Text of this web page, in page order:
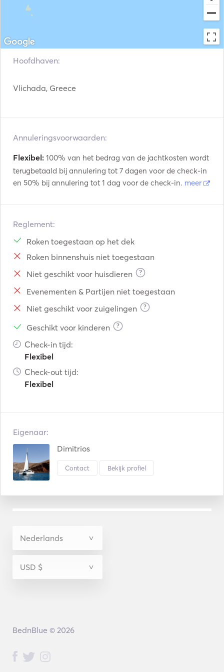
Hoofdhaven:
Vlichada, Greece
Annuleringsvoorwaarden:
Flexibel: 100% van het bedrag van de jachtkosten wordt
terugbetaald bij annulering tot 7 dagen voor de check-in
en 50% bij annulering tot 1 dag voor de check-in. meer
Reglement:
Roken toegestaan op het dek
Roken binnenshuis niet toegestaan
Niet geschikt voor huisdieren
?
Evenementen & Partijen niet toegestaan
Niet geschikt voor zuigelingen
?
Geschikt voor kinderen ?
Check-in tijd:
Flexibel
Check-out tijd:
Flexibel
Eigenaar:
Dimitrios
Contact Bekijk profiel
BednBlue © 2026